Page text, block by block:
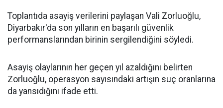
Toplantıda asayiş verilerini paylaşan Vali Zorluoğlu,
Diyarbakır'da son yılların en başarılı güvenlik
performanslarından birinin sergilendiğini söyledi.
Asayiş olaylarının her geçen yıl azaldığını belirten
Zorluoğlu, operasyon sayısındaki artışın suç oranlarına
da yansıdığını ifade etti.